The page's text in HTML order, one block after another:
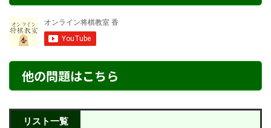
他の問題はこちら
リスト一覧